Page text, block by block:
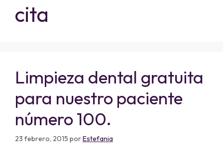
cita
Limpieza dental gratuita
para nuestro paciente
número 100.
23 febrero, 2015 porEstefania